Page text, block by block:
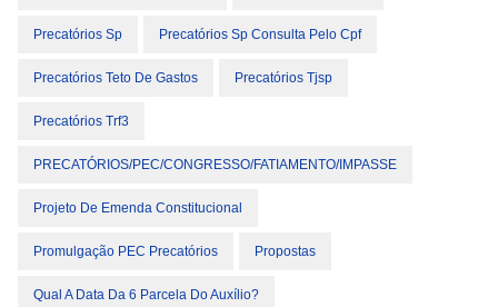
Precatórios Sp Precatórios Sp Consulta Pelo Cpf
Precatórios Teto De Gastos Precatórios Tjsp
Precatórios Trf3
PRECATÓRIOS/PEC/CONGRESSO/FATIAMENTO/IMPASSE
Projeto De Emenda Constitucional
Promulgação PEC Precatórios Propostas
Qual A Data Da 6 Parcela Do Auxílio?